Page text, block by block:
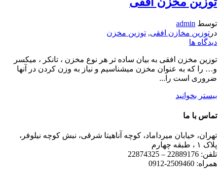
توسط admin
در توزین مخازن افقی, توزین مخزن
دیدگاه ها
توزین مخزن افقی به بیان ساده تر هر نوع مخزن ، تانکر ، میکسر
و… را که به عنوان مخزن میشناسیم و نیاز به وزن کردن در آنها
ضروری است را...
بیستر بخوانید
تماس با ما
تهران، خیابان میرداماد، کوچه آناهیتا شرقی، نبش کوچه نیلوفر،
پلاک ۱ ، طبقه چهارم
تلفن: 22889176 – 22874325
همراه: 2509460-0912